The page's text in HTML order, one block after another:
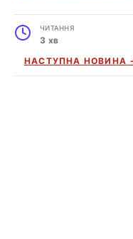
ЧИТАННЯ
3 хв
НАСТУПНА НОВИНА